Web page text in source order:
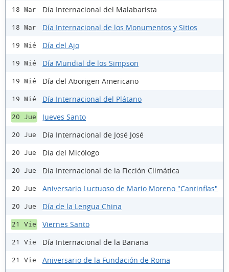
18 Mar Día Internacional del Malabarista
18 Mar Día Internacional de los Monumentos y Sitios
19 Mié Día del Ajo
19 Mié Día Mundial de los Simpson
19 Mié Día del Aborigen Americano
19 Mié Día Internacional del Plátano
20 Jue Jueves Santo
20 Jue Día Internacional de José José
20 Jue Día del Micólogo
20 Jue Día Internacional de la Ficción Climática
20 Jue Aniversario Luctuoso de Mario Moreno "Cantinflas"
20 Jue Día de la Lengua China
21 Vie Viernes Santo
21 Vie Día Internacional de la Banana
21 Vie Aniversario de la Fundación de Roma